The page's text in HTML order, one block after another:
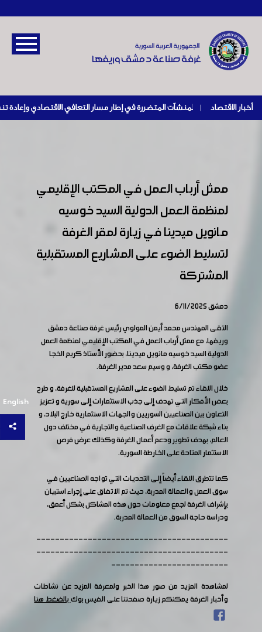
أخبار الاقتصاد |
English
ممثل أرباب العمل في المكتب الإقليمي
لمنظمة العمل الدولية السيد خوسيه
مانويل ميدينا في زيارة لمقر الغرفة
لتسليط الضوء على المشاريع المستقبلية
المشتركة
دمشق 6/11/2025
التقى المهندس محمد أيمن المولوي رئيس غرفة صناعة دمشق
وريفها، مع ممثل أرباب العمل في المكتب الإقليمي لمنظمة العمل
الدولية السيد خوسيه مانويل ميدينا، بحضور الأستاذ كريم الخجا
عضو مكتب الغرفة، و وسيم سعد مدير الغرفة.
خلال اللقاء تم تسليط الضوء على المشاريع المستقبلية للغرفة، و طرح
بعض الأفكار التي تهدف إلى جذب الاستثمارات إلى سورية و تعزيز
التعاون بين الصناعيين السوريين والجهات الاستثمارية خارج البلاد، و
بناء شبكة علاقات مع الغرف الصناعية والتجارية في مختلف دول
العالم، بهدف تطوير ودعم أعمال الغرفة وكذلك عرض فرص
الاستثمار المتاحة على الخارطة السورية.
كما تتطرق اللقاء أيضاً إلى التحديات التي تواجه الصناعيين في
سوق العمل والعمالة المدربة، حيث تم الاتفاق على إجراء استبيان
بإشراف الغرفة لجمع معلومات حول هذه المشاكل بشكل أعمق،
ودراسة حاجة السوق من العمالة المدربة.
-----------------------------------------
-----------------------------------------
-------------------------
لمشاهدة المزيد من صور هذا الخبر ولمعرفة المزيد عن نشاطات
وأخبار الغرفة يمكنكم زيارة صفحتنا على الفيس بوكبالضغط هنا